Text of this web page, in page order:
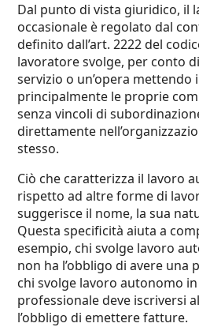
Dal punto di vista giuridico, il
occasionale è regolato dal
definito dall’art. 2222 del
lavoratore svolge, per conto
servizio o un’opera mettendo
principalmente le proprie
senza vincoli di
direttamente
stesso.
Ciò che caratterizza il lavoro
rispetto ad altre forme di
suggerisce il nome, la sua
Questa specificità aiuta a
esempio, chi svolge lavoro
non ha l’obbligo di avere una
chi svolge lavoro autonomo
professionale deve iscriversi
l’obbligo di emettere fatture.